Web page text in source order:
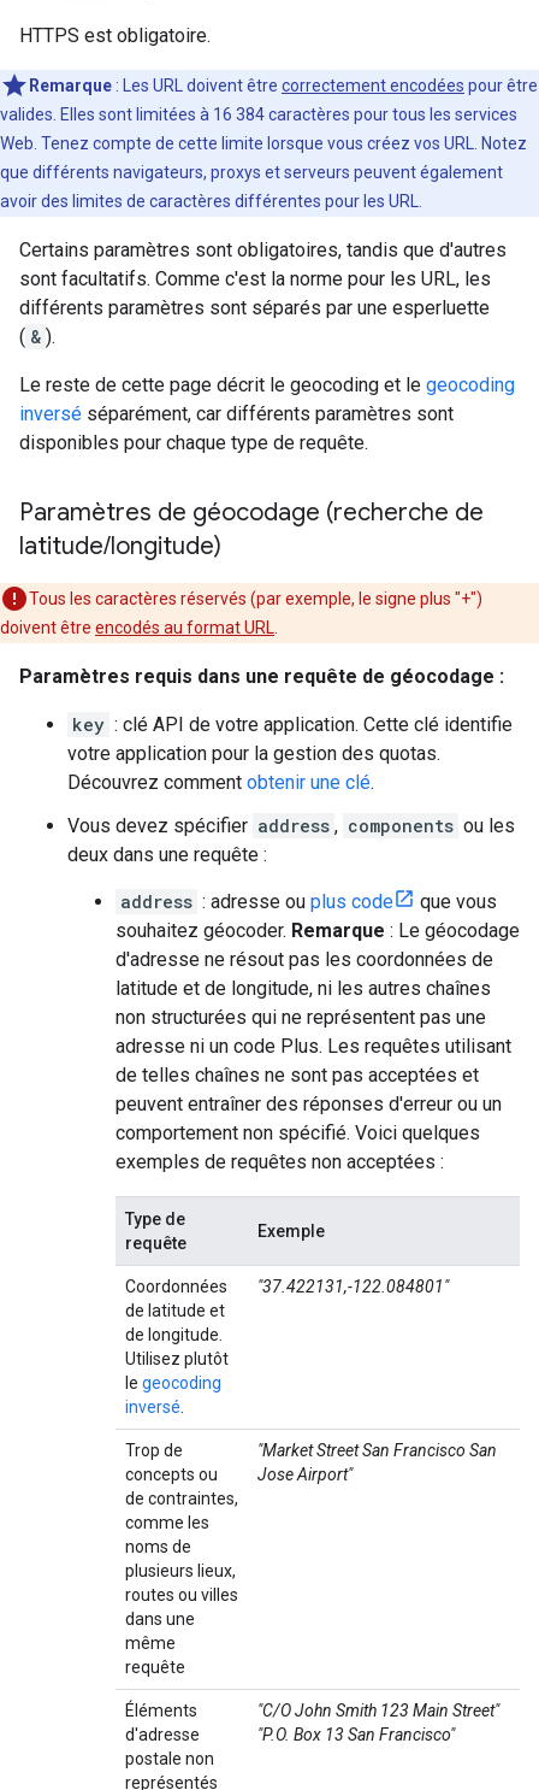
HTTPS est obligatoire.
Remarque : Les URL doivent être correctement encodées pour être
valides. Elles sont limitées à 16 384 caractères pour tous les services
Web. Tenez compte de cette limite lorsque vous créez vos URL. Notez
que différents navigateurs, proxys et serveurs peuvent également
avoir des limites de caractères différentes pour les URL.
Certains paramètres sont obligatoires, tandis que d'autres
sont facultatifs. Comme c'est la norme pour les URL, les
différents paramètres sont séparés par une esperluette
( & ).
Le reste de cette page décrit le geocoding et le geocoding
inversé séparément, car différents paramètres sont
disponibles pour chaque type de requête.
Paramètres de géocodage (recherche de
latitude/longitude)
Tous les caractères réservés (par exemple, le signe plus "+")
doivent être encodés au format URL
Paramètres requis dans une requête de géocodage :
key : clé API de votre application. Cette clé identifie
votre application pour la gestion des quotas.
Découvrez comment obtenir une clé.
Vous devez spécifier address , components ou les
deux dans une requête :
address : adresse ou plus code
que vous
souhaitez géocoder. Remarque : Le géocodage
d'adresse ne résout pas les coordonnées de
latitude et de longitude, ni les autres chaînes
non structurées qui ne représentent pas une
adresse ni un code Plus. Les requêtes utilisant
de telles chaînes ne sont pas acceptées et
peuvent entraîner des réponses d'erreur ou un
comportement non spécifié. Voici quelques
exemples de requêtes non acceptées :
Type de
requête
Exemple
Coordonnées
de latitude et
de longitude.
Utilisez plutôt
le geocoding
inversé
"37.422131,-122.084801"
Trop de
concepts ou
de contraintes,
comme les
noms de
plusieurs lieux,
routes ou villes
dans une
même
requête
"Market Street San Francisco San
Jose Airport"
Éléments
d'adresse
postale non
représentés
"C/O John Smith 123 Main Street"
"P.O. Box 13 San Francisco"